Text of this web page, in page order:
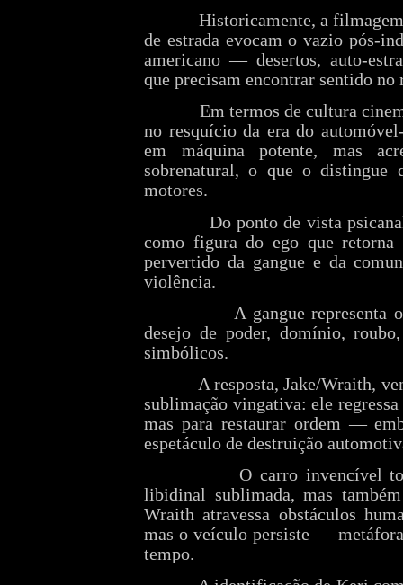
Historicamente, a
de estrada evocam o vazio
americano — desertos,
que precisam encontrar sentido no
Em termos de cultura
no resquício da era do
em máquina potente, mas
sobrenatural, o que o distingue
motores.
Do ponto de vista
como figura do ego que retorna
pervertido da gangue e da
violência.
A gangue
desejo de poder, domínio,
simbólicos.
A resposta, Jake/Wraith,
sublimação vingativa: ele
mas para restaurar ordem —
espetáculo de destruição
O carro invencível
libidinal sublimada, mas
Wraith atravessa obstáculos
mas o veículo persiste —
tempo.